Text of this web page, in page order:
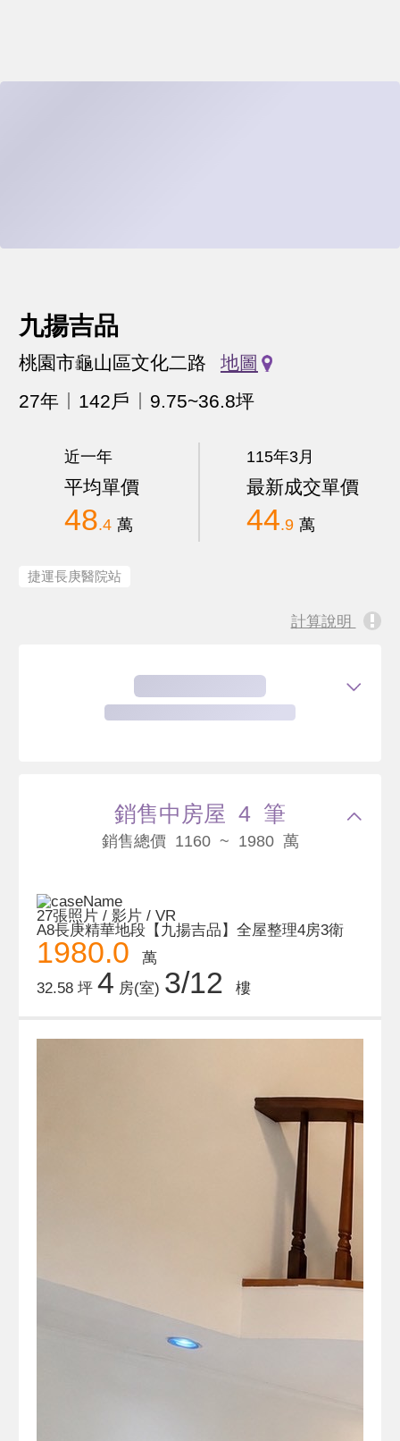
九揚吉品
桃園市龜山區文化二路
地圖
27年
142戶 9.75~36.8坪
近一年
平均單價
48.4 萬
115年3月
最新成交單價
44.9 萬
捷運長庚醫院站
計算說明
銷售中房屋 4 筆
銷售總價 1160 ~ 1980 萬
27張照片 / 影片 / VR
A8長庚精華地段【九揚吉品】全屋整理4房3衛
1980.0
萬
32.58 坪 4 房(室) 3/12 樓